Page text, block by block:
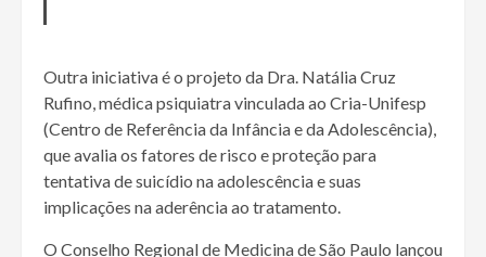
Outra iniciativa é o projeto da Dra. Natália Cruz
Rufino, médica psiquiatra vinculada ao Cria-Unifesp
(Centro de Referência da Infância e da Adolescência),
que avalia os fatores de risco e proteção para
tentativa de suicídio na adolescência e suas
implicações na aderência ao tratamento.
O Conselho Regional de Medicina de São Paulo lançou